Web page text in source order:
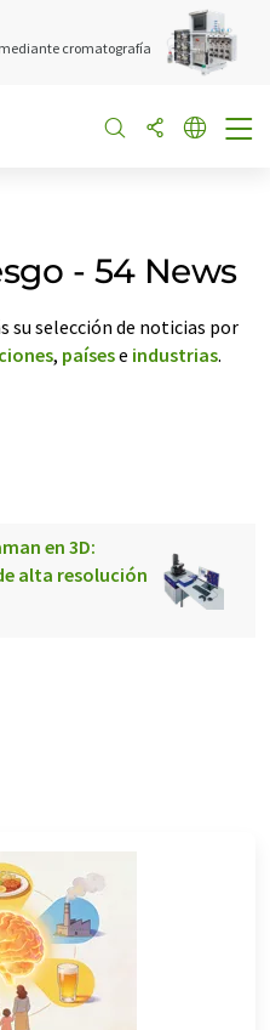
cromatografía
- 54 News
su selección de noticias por
, paísese industrias.
en 3D:
alta resolución